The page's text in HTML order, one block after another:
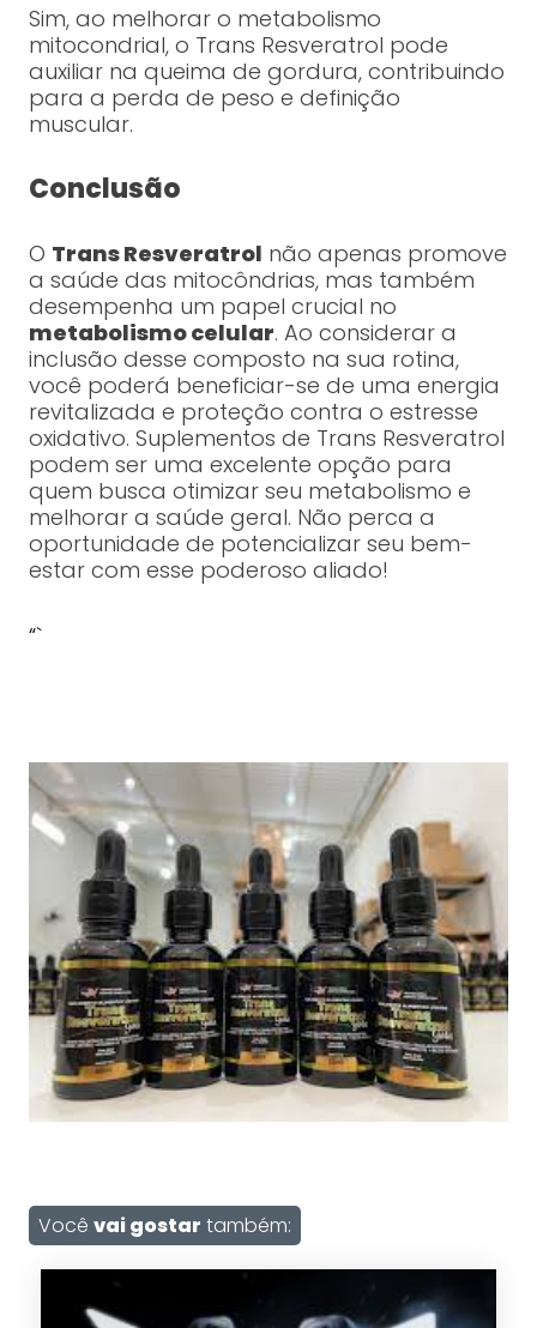
Sim, ao melhorar o metabolismo
mitocondrial, o Trans Resveratrol pode
auxiliar na queima de gordura, contribuindo
para a perda de peso e definição
muscular.
Conclusão
O Trans Resveratrol não apenas promove
a saúde das mitocôndrias, mas também
desempenha um papel crucial no
metabolismo celular. Ao considerar a
inclusão desse composto na sua rotina,
você poderá beneficiar-se de uma energia
revitalizada e proteção contra o estresse
oxidativo. Suplementos de Trans Resveratrol
podem ser uma excelente opção para
quem busca otimizar seu metabolismo e
melhorar a saúde geral. Não perca a
oportunidade de potencializar seu bem-
estar com esse poderoso aliado!
“`
Você vai gostar também: